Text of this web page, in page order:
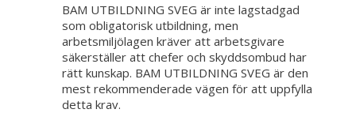
BAM UTBILDNING SVEG är inte lagstadgad
som obligatorisk utbildning, men
arbetsmiljölagen kräver att arbetsgivare
säkerställer att chefer och skyddsombud har
rätt kunskap. BAM UTBILDNING SVEG är den
mest rekommenderade vägen för att uppfylla
detta krav.